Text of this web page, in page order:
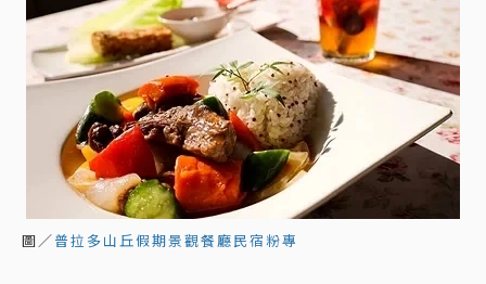
圖／普拉多山丘假期景觀餐廳民宿粉專